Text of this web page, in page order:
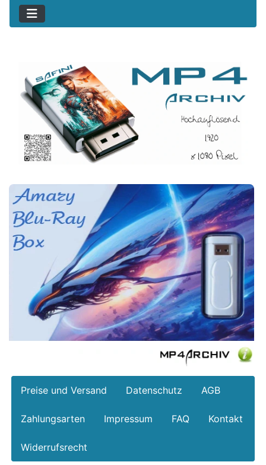
Preise und Versand Datenschutz AGB
Zahlungsarten Impressum FAQ Kontakt
Widerrufsrecht